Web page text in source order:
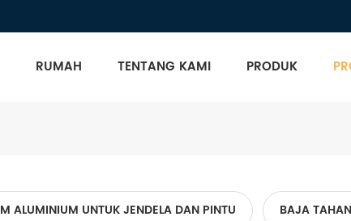
RUMAH TENTANG KAMI PRODUK
ALUMINIUM UNTUK JENDELA DAN PINTU BAJA